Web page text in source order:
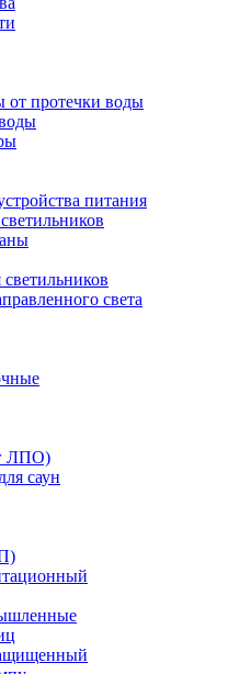
от протечки воды
питания
света
ЛПО)
саун